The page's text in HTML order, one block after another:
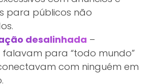
para públicos não
desalinhada –
falavam para “todo mundo”
com ninguém em